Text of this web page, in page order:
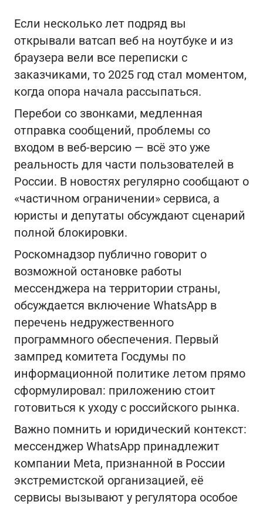
Если несколько лет подряд вы
открывали ватсап веб на ноутбуке и из
браузера вели все переписки с
заказчиками, то 2025 год стал моментом,
когда опора начала рассыпаться.
Перебои со звонками, медленная
отправка сообщений, проблемы со
входом в веб‑версию — всё это уже
реальность для части пользователей в
России. В новостях регулярно сообщают о
«частичном ограничении» сервиса, а
юристы и депутаты обсуждают сценарий
полной блокировки.
Роскомнадзор публично говорит о
возможной остановке работы
мессенджера на территории страны,
обсуждается включение WhatsApp в
перечень недружественного
программного обеспечения. Первый
зампред комитета Госдумы по
информационной политике летом прямо
сформулировал: приложению стоит
готовиться к уходу с российского рынка.
Важно помнить и юридический контекст:
мессенджер WhatsApp принадлежит
компании Meta, признанной в России
экстремистской организацией, её
сервисы вызывают у регулятора особое